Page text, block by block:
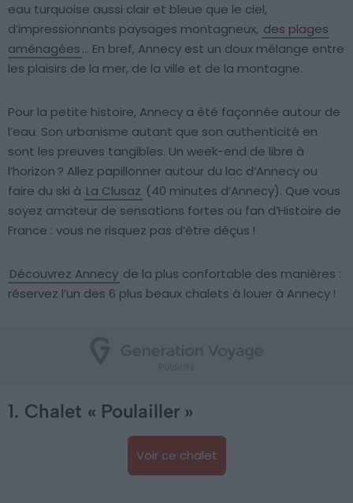
eau turquoise aussi clair et bleue que le ciel,
d’impressionnants paysages montagneux, des plages
aménagées… En bref, Annecy est un doux mélange entre
les plaisirs de la mer, de la ville et de la montagne.
Pour la petite histoire, Annecy a été façonnée autour de
l’eau. Son urbanisme autant que son authenticité en
sont les preuves tangibles. Un week-end de libre à
l’horizon ? Allez papillonner autour du lac d’Annecy ou
faire du ski à La Clusaz (40 minutes d’Annecy). Que vous
soyez amateur de sensations fortes ou fan d’Histoire de
France : vous ne risquez pas d’être déçus !
Découvrez Annecy de la plus confortable des manières :
réservez l’un des 6 plus beaux chalets à louer à Annecy !
1. Chalet « Poulailler »
Voir ce chalet